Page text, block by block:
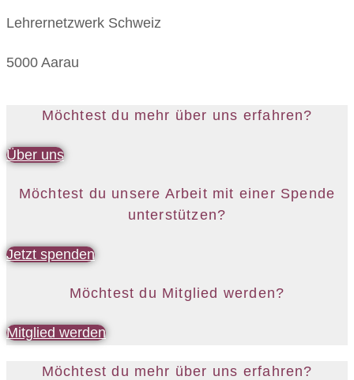
Lehrernetzwerk Schweiz
5000 Aarau
Möchtest du mehr über uns erfahren?
Über uns
Möchtest du unsere Arbeit mit einer Spende
unterstützen?
Jetzt spenden
Möchtest du Mitglied werden?
Mitglied werden
Möchtest du mehr über uns erfahren?